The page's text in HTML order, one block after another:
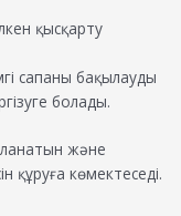
қысқарту
сапаны бақылауды
болады.
және
құруға көмектеседі.